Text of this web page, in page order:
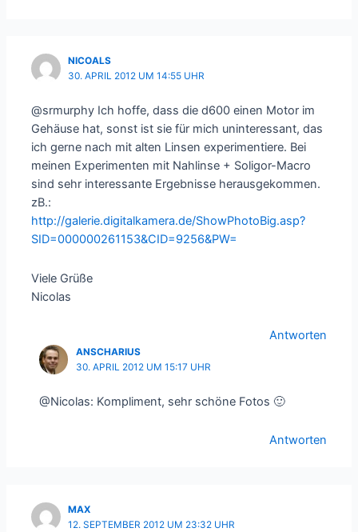
NICOALS
30. APRIL 2012 UM 14:55 UHR
@srmurphy Ich hoffe, dass die d600 einen Motor im
Gehäuse hat, sonst ist sie für mich uninteressant, das
ich gerne nach mit alten Linsen experimentiere. Bei
meinen Experimenten mit Nahlinse + Soligor-Macro
sind sehr interessante Ergebnisse herausgekommen.
zB.:
http://galerie.digitalkamera.de/ShowPhotoBig.asp?
SID=000000261153&CID=9256&PW=
Viele Grüße
Nicolas
Antworten
ANSCHARIUS
30. APRIL 2012 UM 15:17 UHR
@Nicolas: Kompliment, sehr schöne Fotos 🙂
Antworten
MAX
12. SEPTEMBER 2012 UM 23:32 UHR